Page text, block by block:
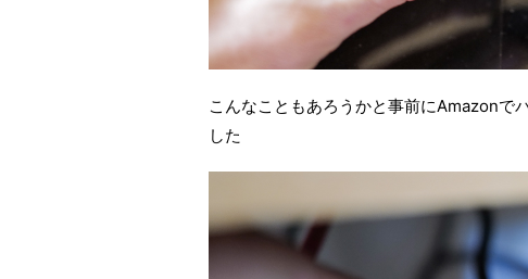
こんなこともあろうかと事前にAmazonで
した